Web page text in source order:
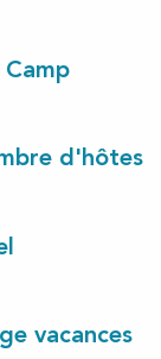
d'hôtes
vacances
en-Born